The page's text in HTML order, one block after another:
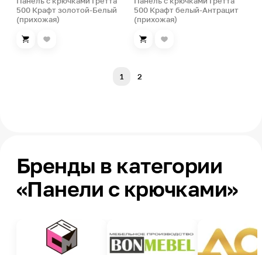
500 Крафт золотой-Белый
(прихожая)
500 Крафт белый-Антрацит
(прихожая)
1 2
Бренды в категории
«Панели с крючками»